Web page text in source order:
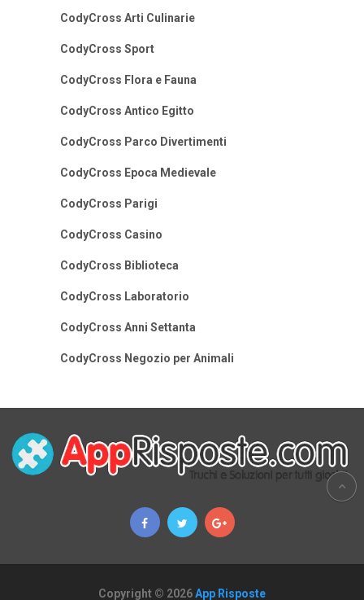
CodyCross Arti Culinarie
CodyCross Sport
CodyCross Flora e Fauna
CodyCross Antico Egitto
CodyCross Parco Divertimenti
CodyCross Epoca Medievale
CodyCross Parigi
CodyCross Casino
CodyCross Biblioteca
CodyCross Laboratorio
CodyCross Anni Settanta
CodyCross Negozio per Animali
Copyright © 2026App Risposte